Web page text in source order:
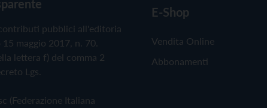
pubblici all'editoria
maggio 2017, n. 70.
lettera f) del comma 2
Lgs.
(Federazione Italiana
E-Shop
Vendita Online
Abbonamenti